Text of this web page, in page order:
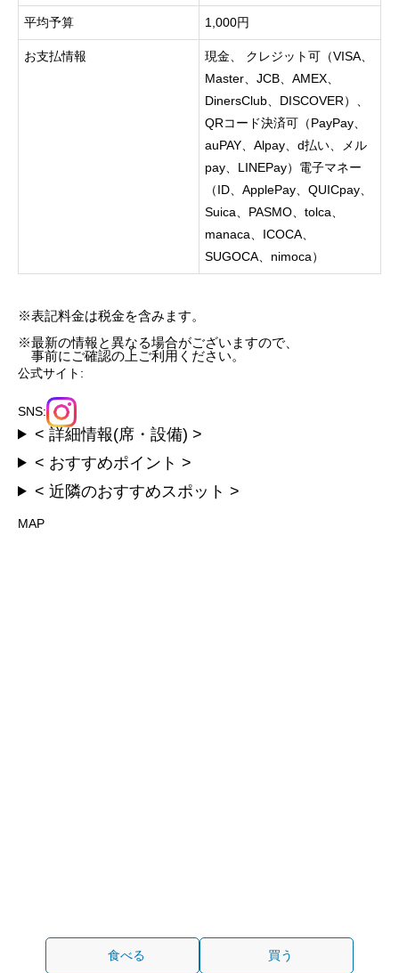
平均予算 1,000円
お支払情報
現金、 クレジット可（VISA、
Master、JCB、AMEX、
DinersClub、DISCOVER）、
QRコード決済可（PayPay、
auPAY、Alpay、d払い、メル
pay、LINEPay）電子マネー
（ID、ApplePay、QUICpay、
Suica、PASMO、tolca、
manaca、ICOCA、
SUGOCA、nimoca）
※表記料金は税金を含みます。
※最新の情報と異なる場合がございますので、
事前にご確認の上ご利用ください。
公式サイト:
SNS:
< 詳細情報(席・設備) >
< おすすめポイント >
< 近隣のおすすめスポット >
MAP
食べる 買う